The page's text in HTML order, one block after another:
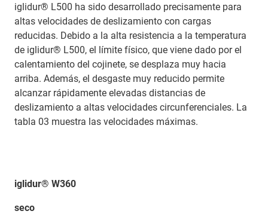
iglidur® L500 ha sido desarrollado precisamente para
altas velocidades de deslizamiento con cargas
reducidas. Debido a la alta resistencia a la temperatura
de iglidur® L500, el límite físico, que viene dado por el
calentamiento del cojinete, se desplaza muy hacia
arriba. Además, el desgaste muy reducido permite
alcanzar rápidamente elevadas distancias de
deslizamiento a altas velocidades circunferenciales. La
tabla 03 muestra las velocidades máximas.
iglidur® W360
seco